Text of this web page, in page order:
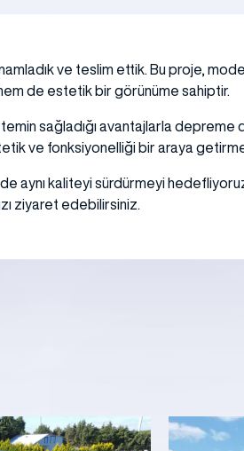
ve teslim ettik. Bu proje,
de estetik bir görünüme sahiptir.
sağladığı avantajlarla depreme
ve fonksiyonelliği bir araya
aynı kaliteyi sürdürmeyi
ziyaret edebilirsiniz.